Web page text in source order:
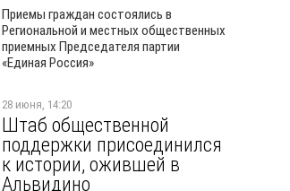
Приемы граждан состоялись в
Региональной и местных общественных
приемных Председателя партии
«Единая Россия»
28 июня, 14:20
Штаб общественной
поддержки присоединился
к истории, ожившей в
Альвидино